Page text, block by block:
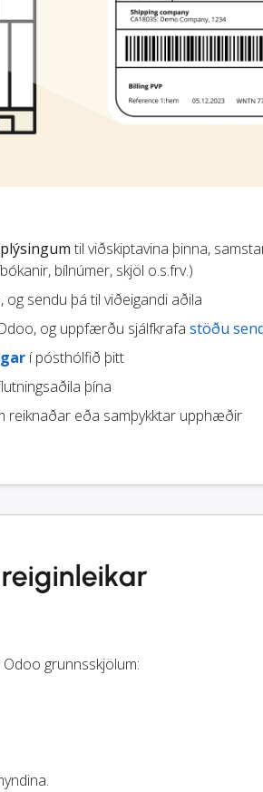
til viðskiptavina þinna,
bílnúmer, skjöl o.s.frv.)
og sendu þá til viðeigandi aðila
og uppfærðu sjálfkrafa stöðu
í pósthólfið þitt
þína
reiknaðar eða samþykktar upphæðir
grunnsskjölum: